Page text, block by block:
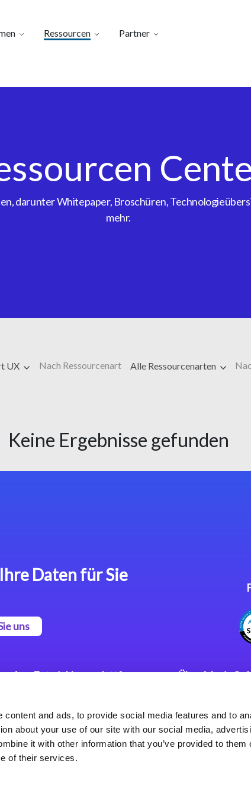
content and ads, to provide social media features and to
about your use of our site with our social media,
it with other information that you’ve provided to them
of their services.
Ressourcen Partner
darunter Whitepaper, Broschüren,
mehr.
UX Nach Ressourcenart Alle Ressourcenarten
Keine Ergebnisse gefunden
Daten für Sie
uns
App Entwicklungsplattform
Plattform
Magic xpa Web Application
Framework
Über Magic
Karriere
Weltweite